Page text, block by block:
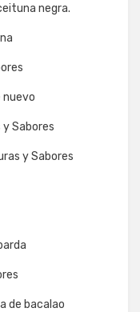
negra.
y Sabores
y Sabores
de bacalao